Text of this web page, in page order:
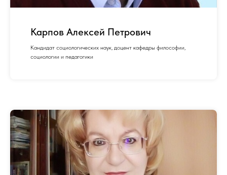
Карпов Алексей Петрович
Кандидат социологических наук, доцент кафедры философии,
социологии и педагогики